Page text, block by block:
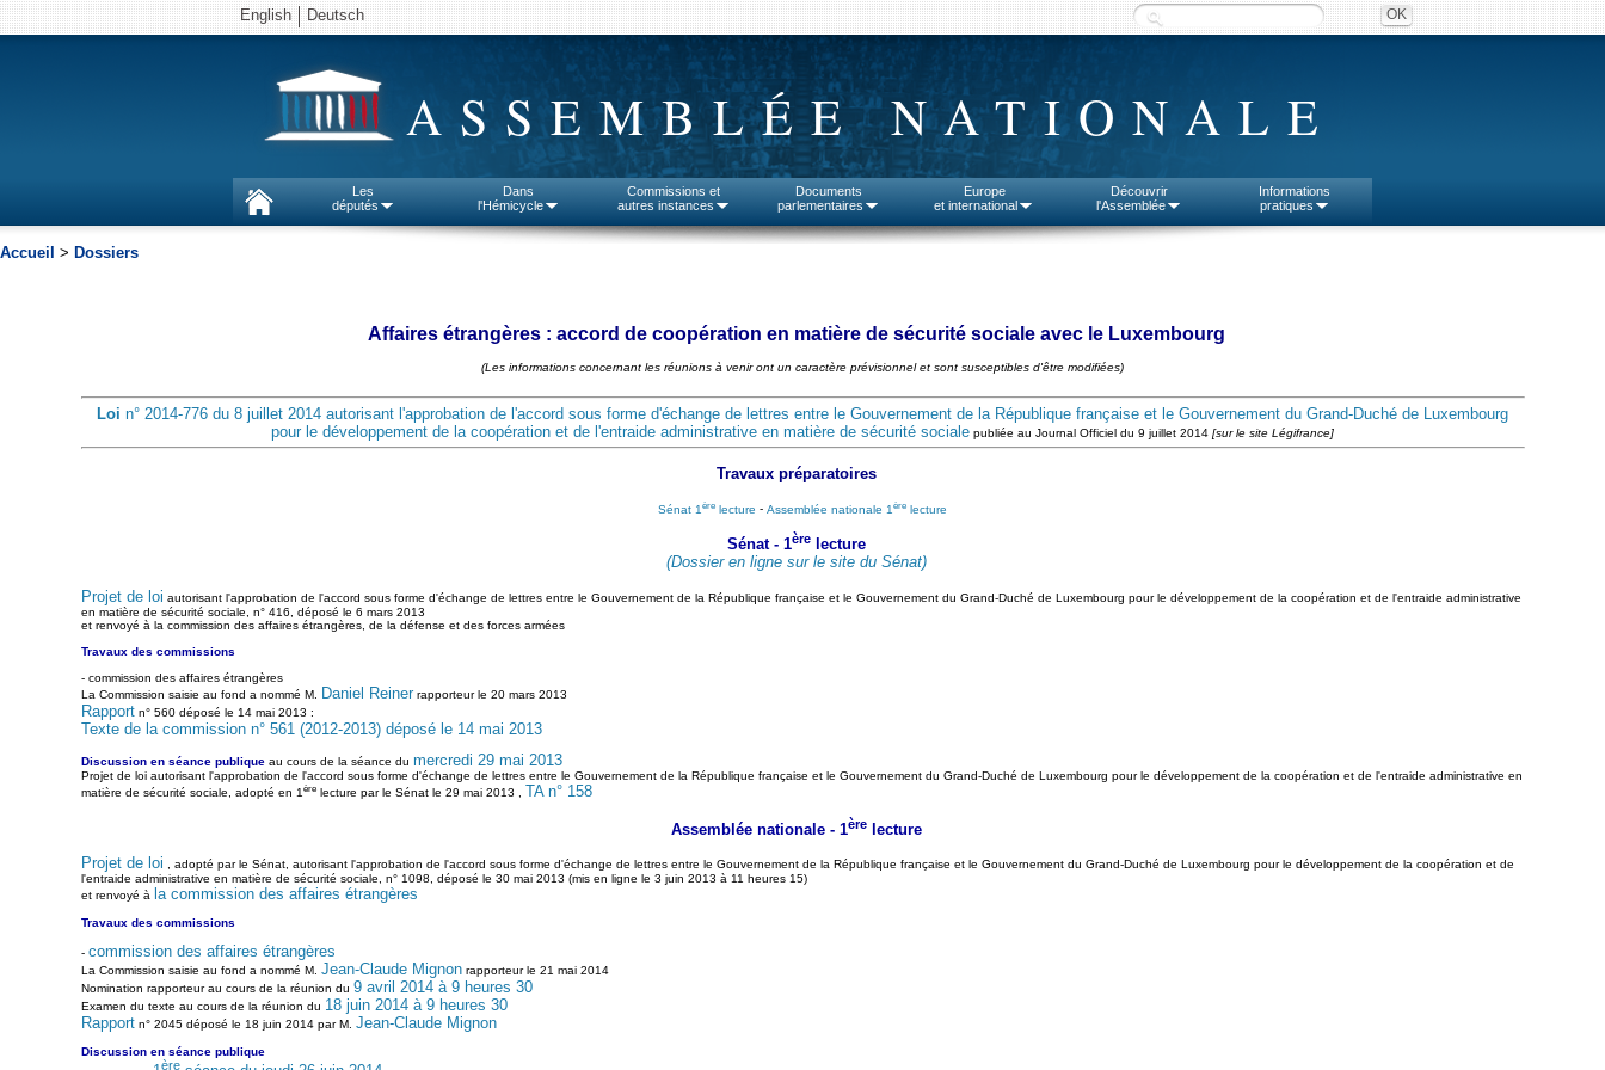
English Deutsch
ASSEMBLÉE NATIONALE
Les
députés
Dans
l'Hémicycle
Commissions et
autres instances
Documents
parlementaires
Europe
et international
Découvrir
l'Assemblée
Informations
pratiques
Accueil > Dossiers
Affaires étrangères : accord de coopération en matière de sécurité sociale avec le Luxembourg
(Les informations concernant les réunions à venir ont un caractère prévisionnel et sont susceptibles d'être modifiées)
Loi n° 2014-776 du 8 juillet 2014 autorisant l'approbation de l'accord sous forme d'échange de lettres entre le Gouvernement de la République française et le Gouvernement du Grand-Duché de Luxembourg
pour le développement de la coopération et de l'entraide administrative en matière de sécurité sociale publiée au Journal Officiel du 9 juillet 2014 [sur le site Légifrance]
Travaux préparatoires
Sénat 1 ère lecture - Assemblée nationale 1 ère lecture
Sénat - 1ère
lecture
(Dossier en ligne sur le site du Sénat)
Projet de loi autorisant l'approbation de l'accord sous forme d'échange de lettres entre le Gouvernement de la République française et le Gouvernement du Grand-Duché de Luxembourg pour le développement de la coopération et de l'entraide administrative
en matière de sécurité sociale, n° 416, déposé le 6 mars 2013
et renvoyé à la commission des affaires étrangères, de la défense et des forces armées
Travaux des commissions
- commission des affaires étrangères
La Commission saisie au fond a nommé M.
Daniel Reinerrapporteur le 20 mars 2013
Rapportn° 560 déposé le 14 mai 2013 :
Texte de la commission n° 561 (2012-2013) déposé le 14 mai 2013
Discussion en séance publiqueau cours de la séance du mercredi 29 mai 2013
Projet de loi autorisant l'approbation de l'accord sous forme d'échange de lettres entre le Gouvernement de la République française et le Gouvernement du Grand-Duché de Luxembourg pour le développement de la coopération et de l'entraide administrative en
matière de sécurité sociale, adopté en 1 èrelecture par le Sénat le 29 mai 2013 , TA n° 158
Assemblée nationale - 1ère lecture
Projet de loi , adopté par le Sénat, autorisant l'approbation de l'accord sous forme d'échange de lettres entre le Gouvernement de la République française et le Gouvernement du Grand-Duché de Luxembourg pour le développement de la coopération et de
l'entraide administrative en matière de sécurité sociale, n° 1098, déposé le 30 mai 2013 (mis en ligne le 3 juin 2013 à 11 heures 15)
et renvoyé à
la commission des affaires étrangères
Travaux des commissions
- commission des affaires étrangères
La Commission saisie au fond a nommé M. Jean-Claude Mignonrapporteur le 21 mai 2014
Nomination rapporteur au cours de la réunion du 9 avril 2014 à 9 heures 30
Examen du texte au cours de la réunion du 18 juin 2014 à 9 heures 30
Rapportn° 2045 déposé le 18 juin 2014 par M. Jean-Claude Mignon
Discussion en séance publique
ère